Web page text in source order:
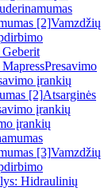
[2]Vamzdžių
Presavimo
įrankių
[2]Atsarginės
įrankių
įrankių
[3]Vamzdžių
Hidraulinių